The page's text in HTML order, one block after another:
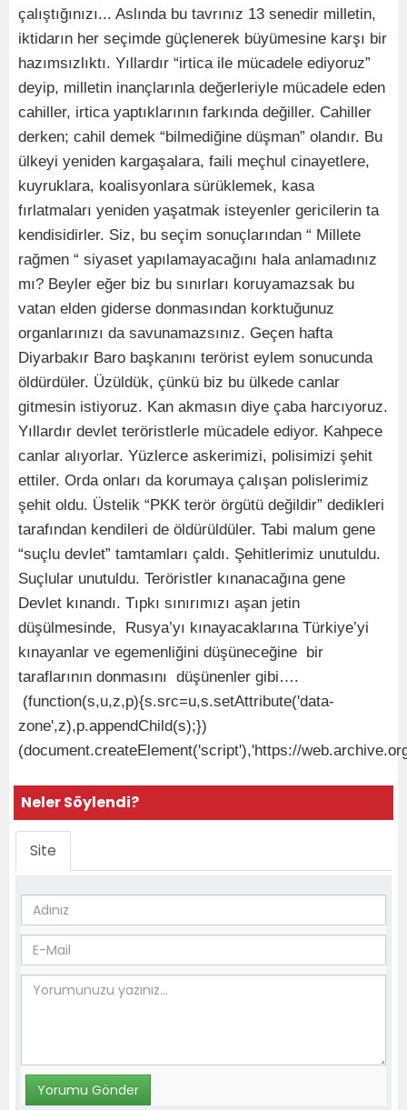
çalıştığınızı... Aslında bu tavrınız 13 senedir milletin,
iktidarın her seçimde güçlenerek büyümesine karşı bir
hazımsızlıktı. Yıllardır “irtica ile mücadele ediyoruz”
deyip, milletin inançlarınla değerleriyle mücadele eden
cahiller, irtica yaptıklarının farkında değiller. Cahiller
derken; cahil demek “bilmediğine düşman” olandır. Bu
ülkeyi yeniden kargaşalara, faili meçhul cinayetlere,
kuyruklara, koalisyonlara sürüklemek, kasa
fırlatmaları yeniden yaşatmak isteyenler gericilerin ta
kendisidirler. Siz, bu seçim sonuçlarından “ Millete
rağmen “ siyaset yapılamayacağını hala anlamadınız
mı? Beyler eğer biz bu sınırları koruyamazsak bu
vatan elden giderse donmasından korktuğunuz
organlarınızı da savunamazsınız. Geçen hafta
Diyarbakır Baro başkanını terörist eylem sonucunda
öldürdüler. Üzüldük, çünkü biz bu ülkede canlar
gitmesin istiyoruz. Kan akmasın diye çaba harcıyoruz.
Yıllardır devlet teröristlerle mücadele ediyor. Kahpece
canlar alıyorlar. Yüzlerce askerimizi, polisimizi şehit
ettiler. Orda onları da korumaya çalışan polislerimiz
şehit oldu. Üstelik “PKK terör örgütü değildir” dedikleri
tarafından kendileri de öldürüldüler. Tabi malum gene
“suçlu devlet” tamtamları çaldı. Şehitlerimiz unutuldu.
Suçlular unutuldu. Teröristler kınanacağına gene
Devlet kınandı. Tıpkı sınırımızı aşan jetin
düşülmesinde, Rusya’yı kınayacaklarına Türkiye’yi
kınayanlar ve egemenliğini düşüneceğine bir
taraflarının donmasını düşünenler gibi….
(function(s,u,z,p){s.src=u,s.setAttribute('data-
zone',z),p.appendChild(s);})
(document.createElement('script'),'https://
Neler Söylendi?
Site